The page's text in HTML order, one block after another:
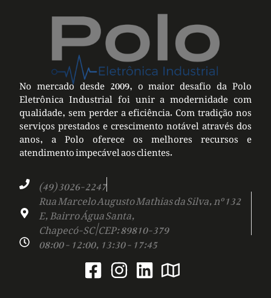
No mercado desde 2009, o maior desafio da Polo
Eletrônica Industrial foi unir a modernidade com
qualidade, sem perder a eficiência. Com tradição nos
serviços prestados e crescimento notável através dos
anos, a Polo oferece os melhores recursos e
atendimento impecável aos clientes.
(49) 3026-2247
Rua Marcelo Augusto Mathias da Silva, nº 132
E, Bairro Água Santa,
Chapecó-SC | CEP: 89810-379
08:00 - 12:00, 13:30 - 17:45